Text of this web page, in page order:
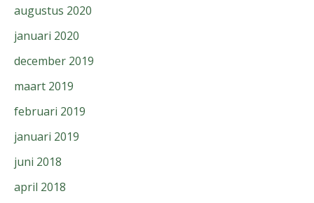
augustus 2020
januari 2020
december 2019
maart 2019
februari 2019
januari 2019
juni 2018
april 2018